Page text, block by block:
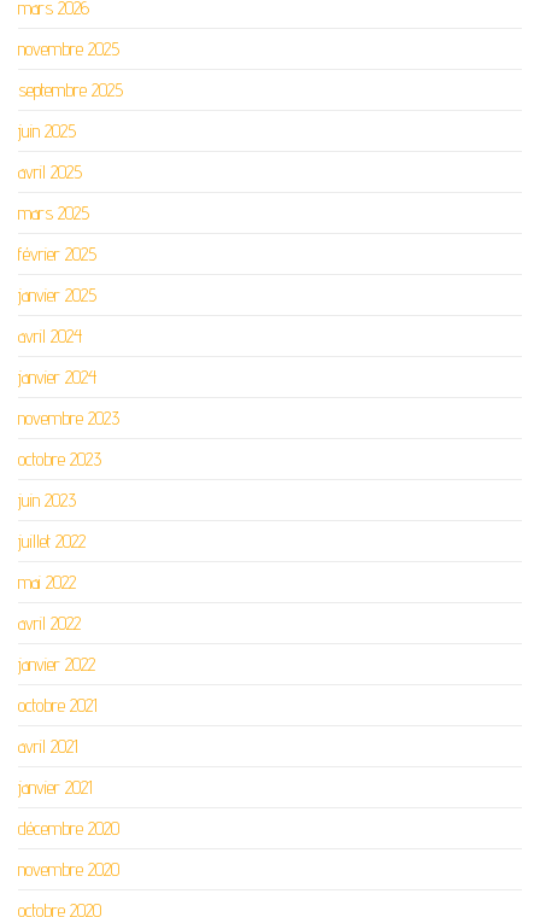
mars 2026
novembre 2025
septembre 2025
juin 2025
avril 2025
mars 2025
février 2025
janvier 2025
avril 2024
janvier 2024
novembre 2023
octobre 2023
juin 2023
juillet 2022
mai 2022
avril 2022
janvier 2022
octobre 2021
avril 2021
janvier 2021
décembre 2020
novembre 2020
octobre 2020